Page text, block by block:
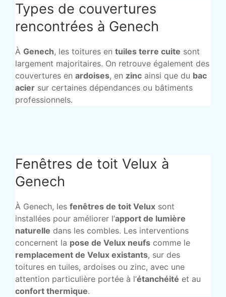
Types de couvertures
rencontrées à Genech
À Genech, les toitures en tuiles terre cuite sont
largement majoritaires. On retrouve également des
couvertures en ardoises, en zinc ainsi que du bac
acier sur certaines dépendances ou bâtiments
professionnels.
Fenêtres de toit Velux à
Genech
À Genech, les fenêtres de toit Velux sont
installées pour améliorer l’apport de lumière
naturelle dans les combles. Les interventions
concernent la pose de Velux neufs comme le
remplacement de Velux existants, sur des
toitures en tuiles, ardoises ou zinc, avec une
attention particulière portée à l’étanchéité et au
confort thermique.